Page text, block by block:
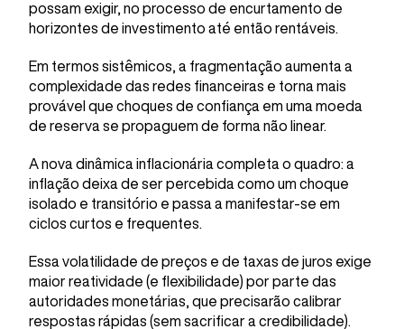
possam exigir, no processo de encurtamento de
horizontes de investimento até então rentáveis.
Em termos sistêmicos, a fragmentação aumenta a
complexidade das redes financeiras e torna mais
provável que choques de confiança em uma moeda
de reserva se propaguem de forma não linear.
A nova dinâmica inflacionária completa o quadro: a
inflação deixa de ser percebida como um choque
isolado e transitório e passa a manifestar-se em
ciclos curtos e frequentes.
Essa volatilidade de preços e de taxas de juros exige
maior reatividade (e flexibilidade) por parte das
autoridades monetárias, que precisarão calibrar
respostas rápidas (sem sacrificar a credibilidade).